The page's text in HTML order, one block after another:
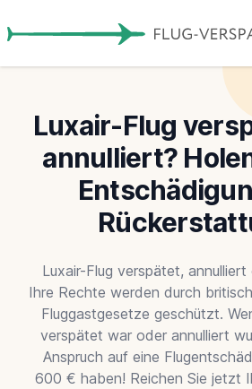
Luxair-Flug
annulliert?
Luxair-Flug verspätet,
Ihre Rechte werden durch
Fluggastgesetze geschützt.
verspätet war oder annulliert
Anspruch auf eine
600 € haben! Reichen Sie jetzt